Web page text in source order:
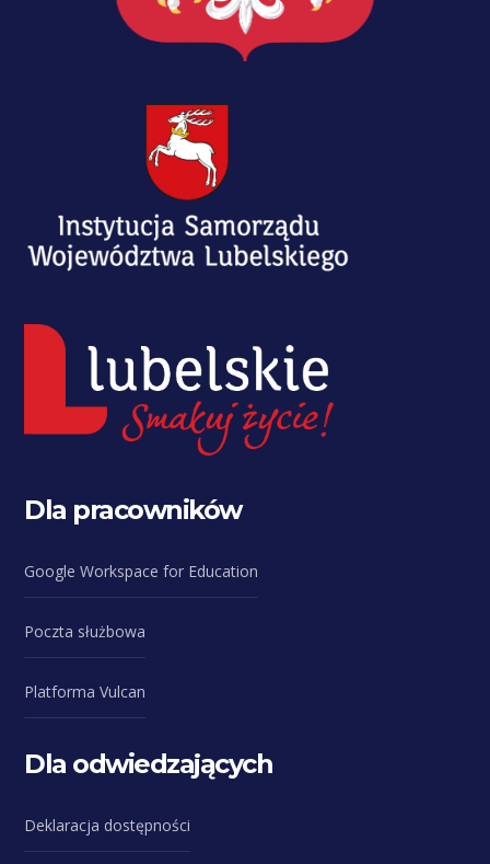
Dla pracowników
Google Workspace for Education
Poczta służbowa
Platforma Vulcan
Dla odwiedzających
Deklaracja dostępności